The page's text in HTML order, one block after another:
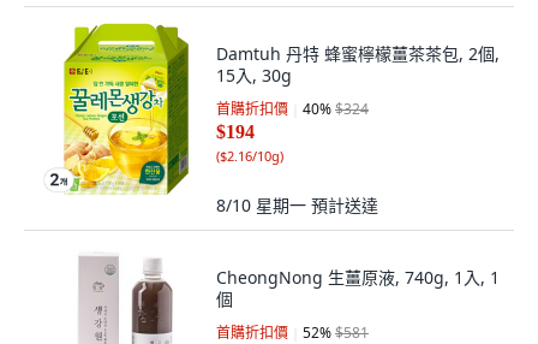
Damtuh 丹特 蜂蜜檸檬薑茶茶包, 2個,
15入, 30g
首購折扣價 40%$324
$194
($2.16/10g)
8/10 星期一 預計送達
CheongNong 生薑原液, 740g, 1入, 1
個
首購折扣價 52%$581